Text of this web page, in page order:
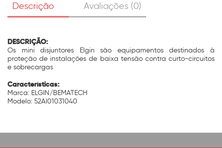
Descrição Avaliações (0)
DESCRIÇÃO:
Os mini disjuntores Elgin são equipamentos destinados à
proteção de instalações de baixa tensão contra curto-circuitos
e sobrecargas
Características:
Marca: ELGIN/BEMATECH
Modelo: 52AI01031040